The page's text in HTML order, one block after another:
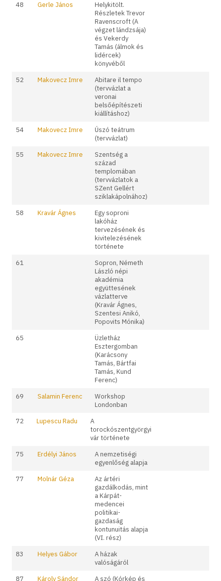
48
Gerle János
Helykitölt.
Részletek Trevor
Ravenscroft (A
végzet lándzsája)
és Vekerdy
Tamás (álmok és
lidércek)
könyvéből
52
Makovecz Imre
Abitare il tempo
(tervvázlat a
veronai
belsőépítészeti
kiállításhoz)
54
Makovecz Imre
Úszó teátrum
(tervvázlat)
55
Makovecz Imre
Szentség a
század
templomában
(tervvázlatok a
SZent Gellért
sziklakápolnához)
58
Kravár Ágnes
Egy soproni
lakóház
tervezésének és
kivitelezésének
története
61
Sopron, Németh
László népi
akadémia
együttesének
vázlatterve
(Kravár Ágnes,
Szentesi Anikó,
Popovits Mónika)
65
Üzletház
Esztergomban
(Karácsony
Tamás, Bártfai
Tamás, Kund
Ferenc)
69
Salamin Ferenc
Workshop
Londonban
72
Lupescu Radu
A
torockószentgyörgyi
vár története
75
Erdélyi János
A nemzetiségi
egyenlőség alapja
77
Molnár Géza
Az ártéri
gazdálkodás, mint
a Kárpát-
medencei
politikai-
gazdaság
kontunuitás alapja
(VI. rész)
83
Helyes Gábor
A házak
valóságáról
87
Károly Sándor A szó (Kórkép és